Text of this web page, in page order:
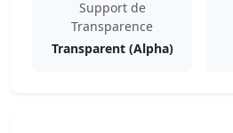
Support de
Transparence
Transparent (Alpha)